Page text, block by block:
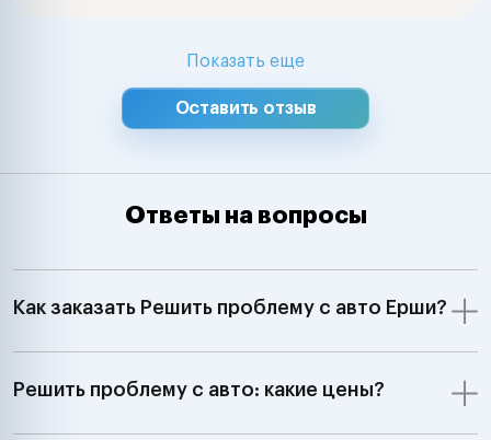
Показать еще
Оставить отзыв
Ответы на вопросы
Как заказать Решить проблему с авто Ерши?
Решить проблему с авто: какие цены?